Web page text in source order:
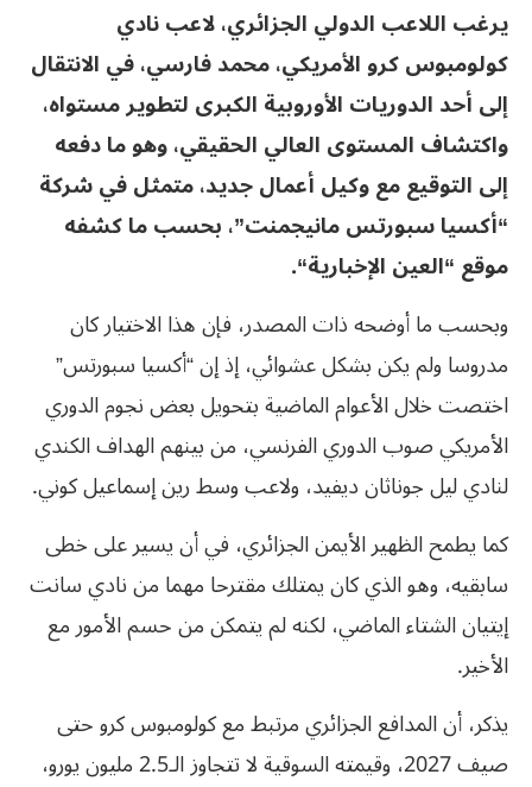
يرغب اللاعب الدولي الجزائري، لاعب نادي
كولومبوس كرو الأمريكي، محمد فارسي، في الانتقال
إلى أحد الدوريات الأوروبية الكبرى لتطوير مستواه،
واكتشاف المستوى العالي الحقيقي، وهو ما دفعه
إلى التوقيع مع وكيل أعمال جديد، متمثل في شركة
“أكسيا سبورتس مانيجمنت”، بحسب ما كشفه
موقع “العين الإخبارية“.
وبحسب ما أوضحه ذات المصدر، فإن هذا الاختيار كان
مدروسا ولم يكن بشكل عشوائي، إذ إن “أكسيا سبورتس”
اختصت خلال الأعوام الماضية بتحويل بعض نجوم الدوري
الأمريكي صوب الدوري الفرنسي، من بينهم الهداف الكندي
لنادي ليل جوناثان ديفيد، ولاعب وسط رين إسماعيل كوني.
كما يطمح الظهير الأيمن الجزائري، في أن يسير على خطى
سابقيه، وهو الذي كان يمتلك مقترحا مهما من نادي سانت
إيتيان الشتاء الماضي، لكنه لم يتمكن من حسم الأمور مع
الأخير.
يذكر، أن المدافع الجزائري مرتبط مع كولومبوس كرو حتى
صيف 2027، وقيمته السوقية لا تتجاوز الـ2.5 مليون يورو،